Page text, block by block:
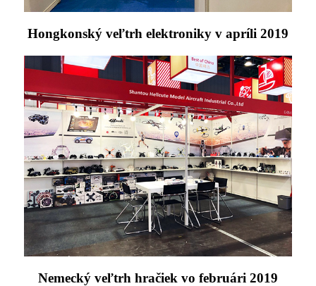
Hongkonský veľtrh elektroniky v apríli 2019
Nemecký veľtrh hračiek vo februári 2019